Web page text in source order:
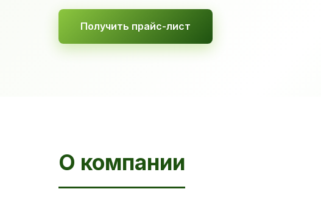
Получить прайс-лист
О компании